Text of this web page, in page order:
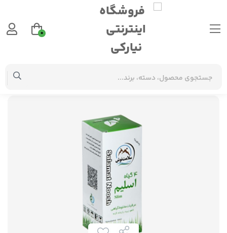
عرقیات معجون 4 گیاه اسلیم سلامت نوش پاستوریزه
0